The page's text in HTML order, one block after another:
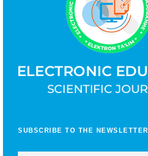
SUBSCRIBE TO THE NEWSLETTER